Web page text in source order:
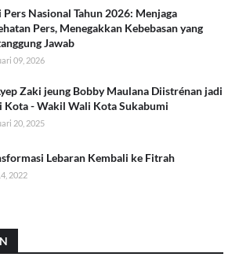
Pers Nasional Tahun 2026: Menjaga
Pers, Menegakkan Kebebasan yang
Jawab
09, 2026
Zaki jeung Bobby Maulana Diistrénan jadi
Kota - Wakil Wali Kota Sukabumi
20, 2025
Lebaran Kembali ke Fitrah
2022